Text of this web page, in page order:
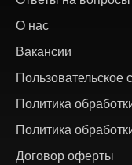
О нас
Вакансии
Пользовательское
Политика
Политика
Договор оферты